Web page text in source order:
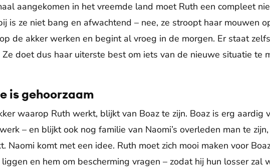
aangekomen in het vreemde land moet Ruth een compleet
is ze niet bang en afwachtend – nee, ze stroopt haar mouwen
de akker werken en begint al vroeg in de morgen. Er staat
Ze doet dus haar uiterste best om iets van de nieuwe situatie te
is gehoorzaam
waarop Ruth werkt, blijkt van Boaz te zijn. Boaz is erg aardig
– en blijkt ook nog familie van Naomi’s overleden man te
Naomi komt met een idee. Ruth moet zich mooi maken voor
en hem om bescherming vragen – zodat hij hun losser zal